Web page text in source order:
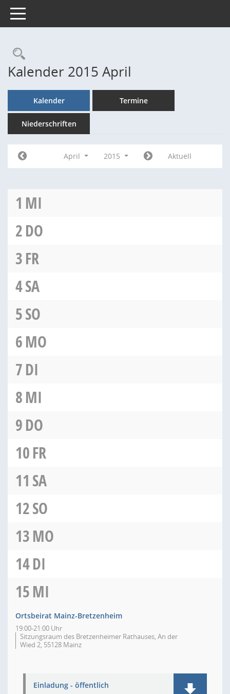
Toggle navigation
Rechercheauswahl
Kalender 2015 April
Kalender Termine
Niederschriften
April 2015 Aktuell
1 MI
2DO
3FR
4SA
5SO
6MO
7DI
8MI
9DO
10FR
11 SA
12SO
13MO
14DI
15MI
Ortsbeirat Mainz-Bretzenheim
19:00-21:00 Uhr
Sitzungsraum des Bretzenheimer Rathauses, An der
Wied 2, 55128 Mainz
Einladung - öffentlich